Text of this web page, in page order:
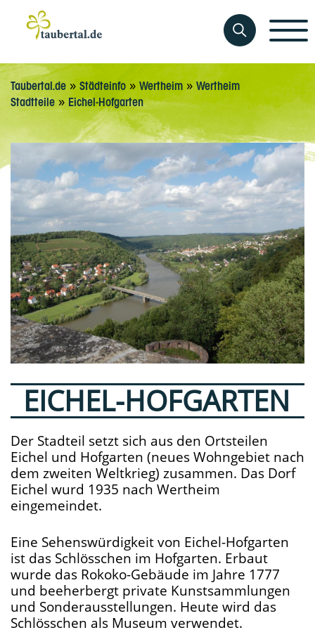
Taubertal.de »Städteinfo » Wertheim »Wertheim
Stadtteile» Eichel-Hofgarten
EICHEL-HOFGARTEN
Der Stadteil setzt sich aus den Ortsteilen
Eichel und Hofgarten (neues Wohngebiet nach
dem zweiten Weltkrieg) zusammen. Das Dorf
Eichel wurd 1935 nach Wertheim
eingemeindet.
Eine Sehenswürdigkeit von Eichel-Hofgarten
ist das Schlösschen im Hofgarten. Erbaut
wurde das Rokoko-Gebäude im Jahre 1777
und beeherbergt private Kunstsammlungen
und Sonderausstellungen. Heute wird das
Schlösschen als Museum verwendet.